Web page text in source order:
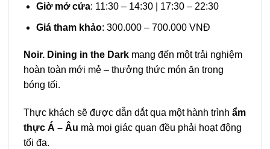
Giờ mở cửa: 11:30 – 14:30 | 17:30 – 22:30
Giá tham khảo: 300.000 – 700.000 VNĐ
Noir. Dining in the Dark mang đến một trải nghiệm
hoàn toàn mới mẻ – thưởng thức món ăn trong
bóng tối.
Thực khách sẽ được dẫn dắt qua một hành trình ẩm
thực Á – Âu mà mọi giác quan đều phải hoạt động
tối đa.